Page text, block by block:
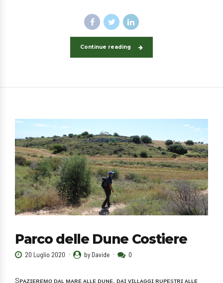
Continue reading
Parco delle Dune Costiere
20 Luglio 2020 by Davide 0
Sᴘᴀᴢɪᴇʀᴇᴍᴏ ᴅᴀʟ ᴍᴀʀᴇ ᴀʟʟᴇ ᴅᴜɴᴇ, ᴅᴀɪ ᴠɪʟʟᴀɢɢɪ ʀᴜᴘᴇsᴛʀɪ ᴀʟʟᴇ